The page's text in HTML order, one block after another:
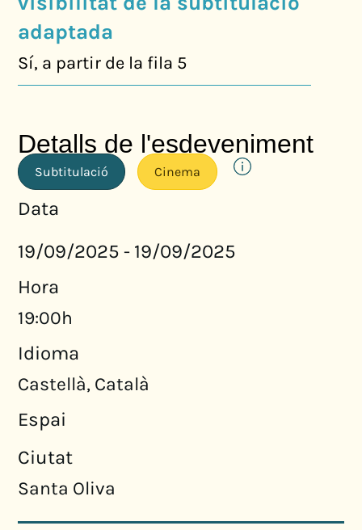
adaptada
Sí, a partir de la fila 5
Detalls de l'esdeveniment
Subtitulació Cinema
Data
19/09/2025 - 19/09/2025
Hora
19:00h
Idioma
Castellà, Català
Espai
Ciutat
Santa Oliva